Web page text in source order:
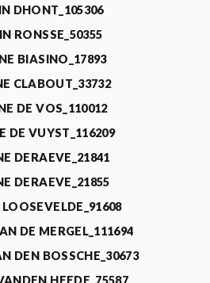
DHONT_105306
RONSSE_50355
BIASINO_17893
CLABOUT_33732
DE VOS_110012
DE VUYST_116209
DERAEVE_21841
DERAEVE_21855
DE MERGEL_111694
DEN BOSSCHE_30673
HEEDE_75587